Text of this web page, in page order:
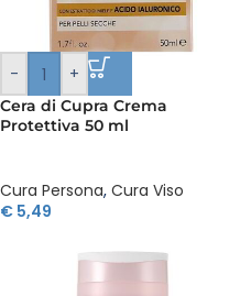
- +
Cera di Cupra Crema
Protettiva 50 ml
Cura Persona, Cura Viso
€ 5,49